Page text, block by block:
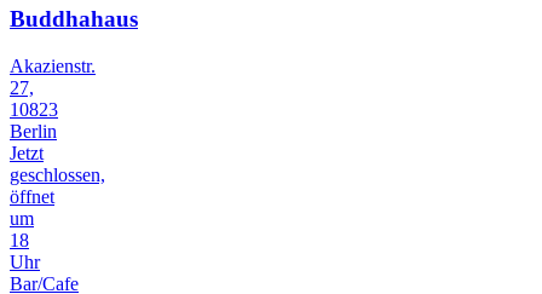
Buddhahaus
Akazienstr.
27,
10823
Berlin
Jetzt
geschlossen,
öffnet
um
18
Uhr
Bar/Cafe